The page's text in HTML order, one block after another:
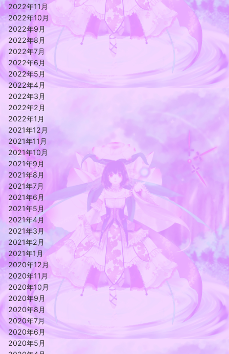
2022年11月
2022年10月
2022年9月
2022年8月
2022年7月
2022年6月
2022年5月
2022年4月
2022年3月
2022年2月
2022年1月
2021年12月
2021年11月
2021年10月
2021年9月
2021年8月
2021年7月
2021年6月
2021年5月
2021年4月
2021年3月
2021年2月
2021年1月
2020年12月
2020年11月
2020年10月
2020年9月
2020年8月
2020年7月
2020年6月
2020年5月